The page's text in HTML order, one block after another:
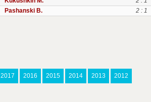
Pashanski B. 2 : 1
2017 2016 2015 2014 2013 2012